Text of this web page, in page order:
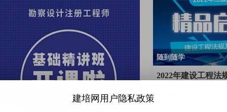
随到随学
2022年建设工程
建培网用户隐私政策